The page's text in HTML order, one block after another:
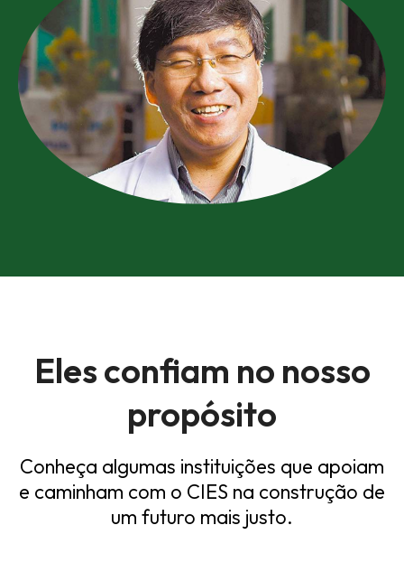
Eles confiam no nosso
propósito
Conheça algumas instituições que apoiam
e caminham com o CIES na construção de
um futuro mais justo.